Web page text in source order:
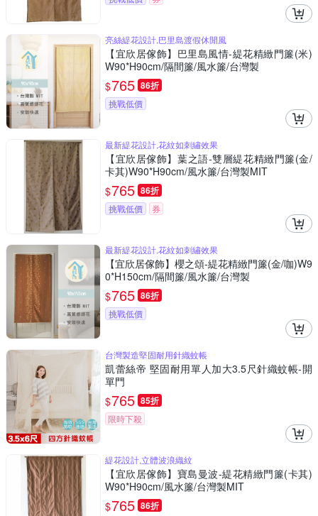
亮絲緹花設計,巴里島渡假休閒風
【宜欣居傢飾】巴里島風情-緹花精緻門簾(米)
W90*H90cm/隔間簾/風水簾/台灣製
$765 86折
挑戰低價
最新緹花設計,花紋如刺繡效果
【宜欣居傢飾】葉之語-雙層緹花精緻門簾(金/
卡其)W90*H90cm/風水簾/台灣製MIT
$765 86折
挑戰低價 券
最新緹花設計,花紋如刺繡效果
【宜欣居傢飾】櫻之頌-緹花精緻門簾(金/咖)W9
0*H150cm/隔間簾/風水簾/台灣製
$765 86折
挑戰低價
台灣製造堅固耐用針織蚊帳
凱蕾絲帝 堅固耐用單人加大3.5尺針織蚊帳-開
單門
$765 85折
限時下殺
緹花設計,立體波浪織紋
【宜欣居傢飾】寶島曼波-緹花精緻門簾(卡其)
W90*H90cm/風水簾/台灣製MIT
$765 86折